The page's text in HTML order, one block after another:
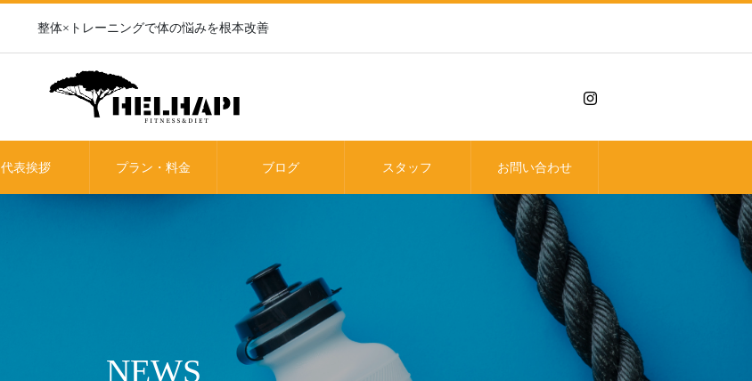
整体×トレーニングで体の悩みを根本改善
代表挨拶 プラン・料金 ブログ スタッフ お問い合わせ
NEWS